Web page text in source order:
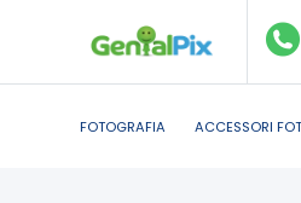
FOTOGRAFIA ACCESSORI